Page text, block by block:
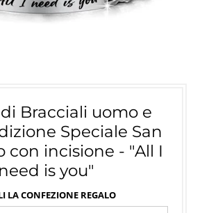
Bracciali uomo e
Speciale San
con incisione - "All I
need is you"
LA CONFEZIONE REGALO